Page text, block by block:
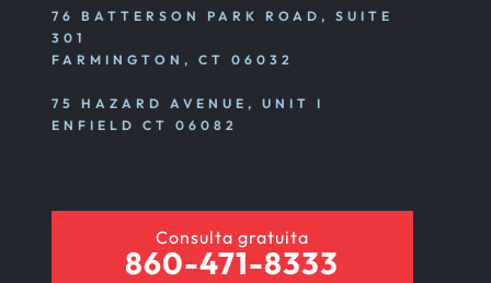
76 BATTERSON PARK ROAD, SUITE
301
FARMINGTON, CT 06032
75 HAZARD AVENUE, UNIT I
ENFIELD CT 06082
Consulta gratuita
860-471-8333